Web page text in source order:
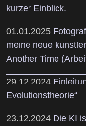
kurzer Einblick.
01.01.2025
meine neue
Another Time
29.12.2024
Evolutionstheorie“
23.12.2024 Die KI